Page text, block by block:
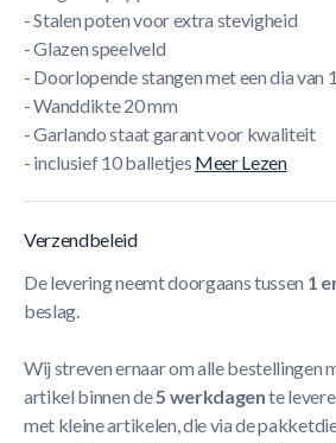
- Stalen poten voor extra stevigheid
- Glazen speelveld
- Doorlopende stangen met een dia van
- Wanddikte 20 mm
- Garlando staat garant voor kwaliteit
- inclusief 10 balletjes Meer Lezen
Verzendbeleid
De levering neemt doorgaans tussen 1
beslag.
Wij streven ernaar om alle bestellingen
artikel binnen de5 werkdagente
met kleine artikelen, die via de